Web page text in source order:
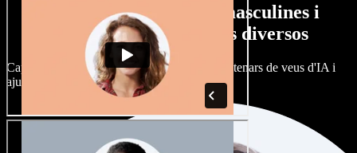
Gran varietat de veus masculines i
femenines amb accents diversos
Cap projecte ha de sonar igual. Tria entre centenars de veus d'IA i
ajusta'n l’accent.